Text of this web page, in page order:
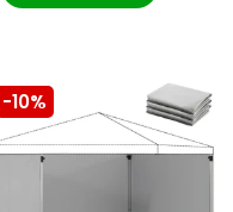
-10%